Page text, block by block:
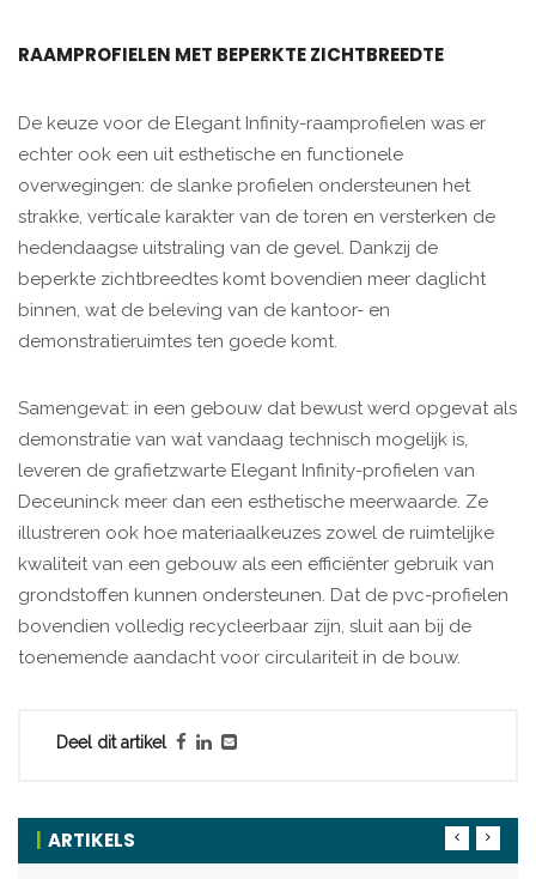
RAAMPROFIELEN MET BEPERKTE ZICHTBREEDTE
De keuze voor de Elegant Infinity-raamprofielen was er
echter ook een uit esthetische en functionele
overwegingen: de slanke profielen ondersteunen het
strakke, verticale karakter van de toren en versterken de
hedendaagse uitstraling van de gevel. Dankzij de
beperkte zichtbreedtes komt bovendien meer daglicht
binnen, wat de beleving van de kantoor- en
demonstratieruimtes ten goede komt.
Samengevat: in een gebouw dat bewust werd opgevat als
demonstratie van wat vandaag technisch mogelijk is,
leveren de grafietzwarte Elegant Infinity-profielen van
Deceuninck meer dan een esthetische meerwaarde. Ze
illustreren ook hoe materiaalkeuzes zowel de ruimtelijke
kwaliteit van een gebouw als een efficiënter gebruik van
grondstoffen kunnen ondersteunen. Dat de pvc-profielen
bovendien volledig recycleerbaar zijn, sluit aan bij de
toenemende aandacht voor circulariteit in de bouw.
Deel dit artikel
ARTIKELS